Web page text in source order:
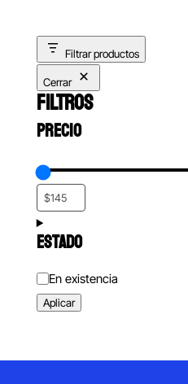
$1,649.00. $1,449.00.
Filtrar productos
Cerrar
FILTROS
PRECIO
ESTADO
Estado
En existencia
Aplicar